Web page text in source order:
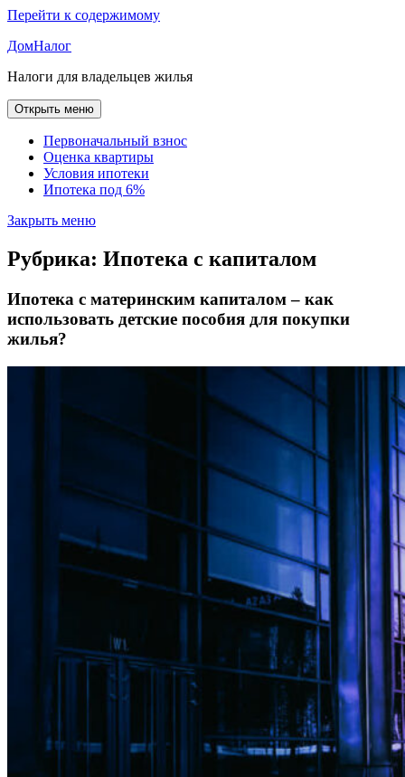
Перейти к содержимому
ДомНалог
Налоги для владельцев жилья
Открыть меню
Первоначальный взнос
Оценка квартиры
Условия ипотеки
Ипотека под 6%
Закрыть меню
Рубрика: Ипотека с капиталом
Ипотека с материнским капиталом – как
использовать детские пособия для покупки
жилья?